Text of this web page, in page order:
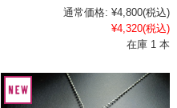
通常価格: ¥4,800(税込)
¥4,320(税込)
在庫 1 本